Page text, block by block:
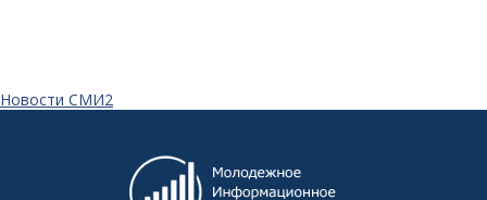
Новости СМИ2